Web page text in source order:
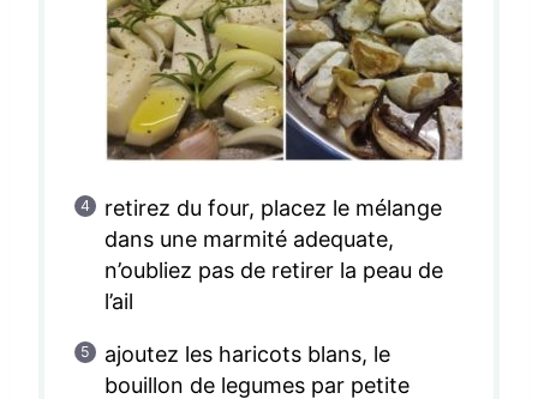
retirez du four, placez le mélange
dans une marmité adequate,
n’oubliez pas de retirer la peau de
l’ail
ajoutez les haricots blans, le
bouillon de legumes par petite